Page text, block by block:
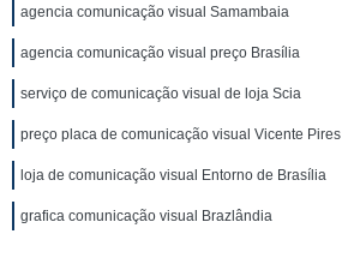
agencia comunicação visual Samambaia
agencia comunicação visual preço Brasília
serviço de comunicação visual de loja Scia
preço placa de comunicação visual Vicente Pires
loja de comunicação visual Entorno de Brasília
grafica comunicação visual Brazlândia